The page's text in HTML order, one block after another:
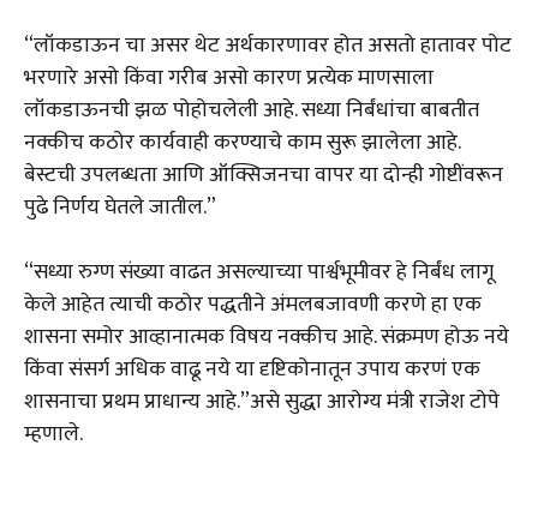
“लॉकडाऊन चा असर थेट अर्थकारणावर होत असतो हातावर पोट
भरणारे असो किंवा गरीब असो कारण प्रत्येक माणसाला
लॉकडाऊनची झळ पोहोचलेली आहे. सध्या निर्बंधांचा बाबतीत
नक्कीच कठोर कार्यवाही करण्याचे काम सुरू झालेला आहे.
बेस्टची उपलब्धता आणि ऑक्सिजनचा वापर या दोन्ही गोष्टींवरून
पुढे निर्णय घेतले जातील.”
“सध्या रुग्ण संख्या वाढत असल्याच्या पार्श्वभूमीवर हे निर्बंध लागू
केले आहेत त्याची कठोर पद्धतीने अंमलबजावणी करणे हा एक
शासना समोर आव्हानात्मक विषय नक्कीच आहे. संक्रमण होऊ नये
किंवा संसर्ग अधिक वाढू नये या दृष्टिकोनातून उपाय करणं एक
शासनाचा प्रथम प्राधान्य आहे.”असे सुद्धा आरोग्य मंत्री राजेश टोपे
म्हणाले.